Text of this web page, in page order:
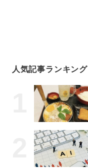
人気記事ランキング